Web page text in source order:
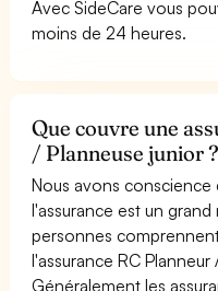
Avec SideCare vous
moins de 24 heures.
Que couvre une
/ Planneuse junior ?
Nous avons conscience
l'assurance est un
personnes
l'assurance RC Planneur
Généralement les